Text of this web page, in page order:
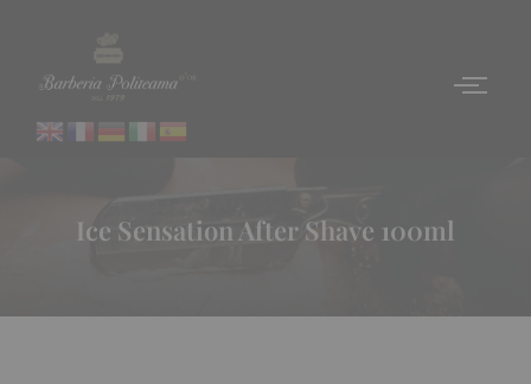
Ice Sensation After Shave 100ml